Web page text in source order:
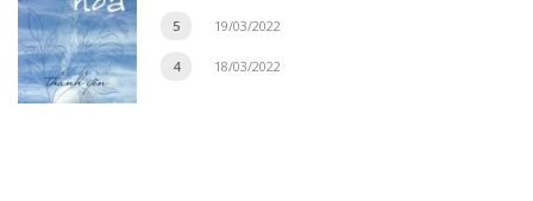
5 19/03/2022
4 18/03/2022